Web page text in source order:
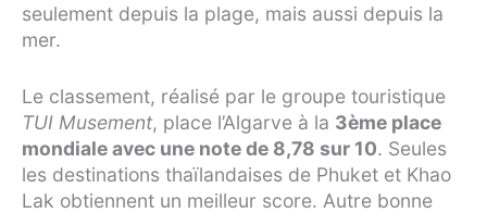
seulement depuis la plage, mais aussi depuis la
mer.
Le classement, réalisé par le groupe touristique
TUI Musement, place l’Algarve à la 3ème place
mondiale avec une note de 8,78 sur 10. Seules
les destinations thaïlandaises de Phuket et Khao
Lak obtiennent un meilleur score. Autre bonne